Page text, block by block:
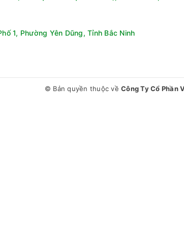
1, Phường Yên Dũng, Tỉnh Bắc Ninh
© Bản quyền thuộc về Công Ty Cổ Phần